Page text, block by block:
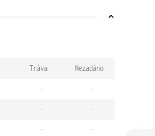
Tráva Nezadáno
- -
- -
- -